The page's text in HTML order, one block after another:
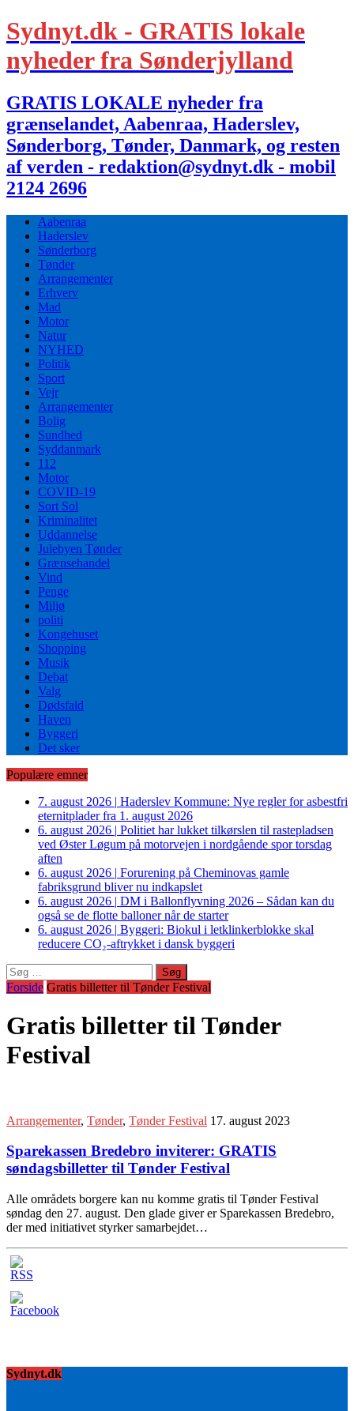
Sydnyt.dk - GRATIS lokale
nyheder fra Sønderjylland
GRATIS LOKALE nyheder fra
grænselandet, Aabenraa, Haderslev,
Sønderborg, Tønder, Danmark, og resten
af verden - redaktion@sydnyt.dk - mobil
2124 2696
Aabenraa
Haderslev
Sønderborg
Tønder
Arrangementer
Erhverv
Mad
Motor
Natur
NYHED
Politik
Sport
Vejr
Arrangementer
Bolig
Sundhed
Syddanmark
112
Motor
COVID-19
Sort Sol
Kriminalitet
Uddannelse
Julebyen Tønder
Grænsehandel
Vind
Penge
Miljø
politi
Kongehuset
Shopping
Musik
Debat
Valg
Dødsfald
Haven
Byggeri
Det sker
Populære emner
7. august 2026 | Haderslev Kommune: Nye regler for asbestfri
eternitplader fra 1. august 2026
6. august 2026 | Politiet har lukket tilkørslen til rastepladsen
ved Øster Løgum på motorvejen i nordgående spor torsdag
aften
6. august 2026 | Forurening på Cheminovas gamle
fabriksgrund bliver nu indkapslet
6. august 2026 | DM i Ballonflyvning 2026 – Sådan kan du
også se de flotte balloner når de starter
6. august 2026 | Byggeri: Biokul i letklinkerblokke skal
reducere CO₂-aftrykket i dansk byggeri
Søg
efter:
Forside Gratis billetter til Tønder Festival
Gratis billetter til Tønder
Festival
Arrangementer, Tønder, Tønder Festival 17. august 2023
Sparekassen Bredebro inviterer: GRATIS
søndagsbilletter til Tønder Festival
Alle områdets borgere kan nu komme gratis til Tønder Festival
søndag den 27. august. Den glade giver er Sparekassen Bredebro,
der med initiativet styrker samarbejdet…
Sydnyt.dk